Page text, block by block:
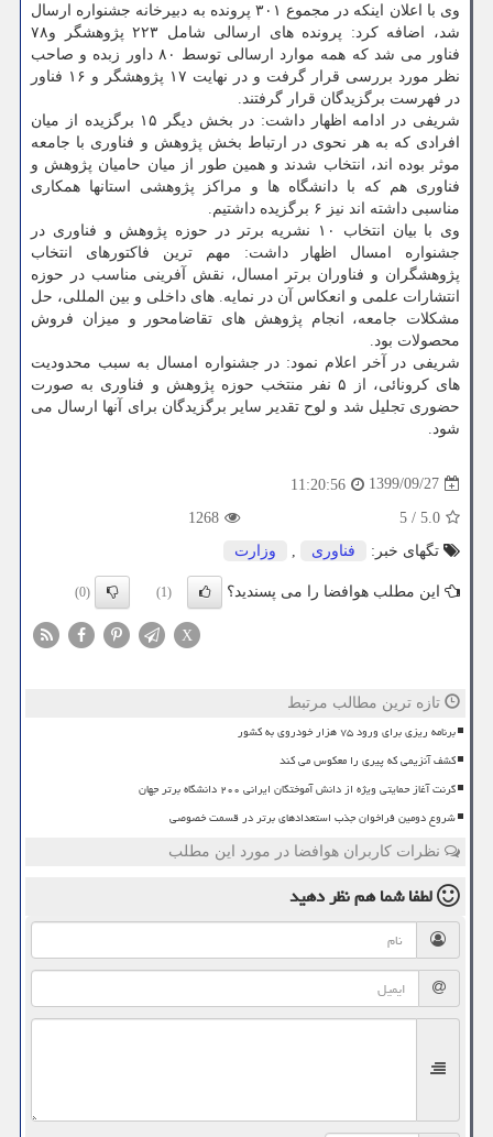
وی با اعلان اینکه در مجموع ۳۰۱ پرونده به دبیرخانه جشنواره ارسال
شد، اضافه کرد: پرونده های ارسالی شامل ۲۲۳ پژوهشگر و۷۸
فناور می شد که همه موارد ارسالی توسط ۸۰ داور زبده و صاحب
نظر مورد بررسی قرار گرفت و در نهایت ۱۷ پژوهشگر و ۱۶ فناور
در فهرست برگزیدگان قرار گرفتند.
شریفی در ادامه اظهار داشت: در بخش دیگر ۱۵ برگزیده از میان
افرادی که به هر نحوی در ارتباط بخش پژوهش و فناوری با جامعه
موثر بوده اند، انتخاب شدند و همین طور از میان حامیان پژوهش و
فناوری هم که با دانشگاه ها و مراکز پژوهشی استانها همکاری
مناسبی داشته اند نیز ۶ برگزیده داشتیم.
وی با بیان انتخاب ۱۰ نشریه برتر در حوزه پژوهش و فناوری در
جشنواره امسال اظهار داشت: مهم ترین فاکتورهای انتخاب
پژوهشگران و فناوران برتر امسال، نقش آفرینی مناسب در حوزه
انتشارات علمی و انعکاس آن در نمایه. های داخلی و بین المللی، حل
مشکلات جامعه، انجام پژوهش های تقاضامحور و میزان فروش
محصولات بود.
شریفی در آخر اعلام نمود: در جشنواره امسال به سبب محدودیت
های کرونائی، از ۵ نفر منتخب حوزه پژوهش و فناوری به صورت
حضوری تجلیل شد و لوح تقدیر سایر برگزیدگان برای آنها ارسال می
شود.
1399/09/27
11:20:56
5.0
/
5
1268
تگهای خبر:
فناوری , وزارت
این مطلب هوافضا را می پسندید؟ (1)
(0)
X
تازه ترین مطالب مرتبط
برنامه ریزی برای ورود ۷۵ هزار خودروی به کشور
کشف آنزیمی که پیری را معکوس می کند
گرنت آغاز حمایتی ویژه از دانش آموختگان ایرانی ۲۰۰ دانشگاه برتر جهان
شروع دومین فراخوان جذب استعدادهای برتر در قسمت خصوصی
نظرات کاربران هوافضا در مورد این مطلب
لطفا شما همنظر دهید